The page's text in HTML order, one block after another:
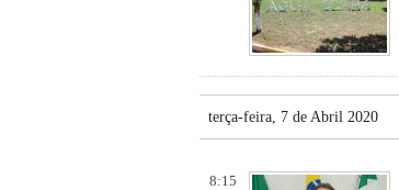
terça-feira, 7 de Abril 2020
8:15